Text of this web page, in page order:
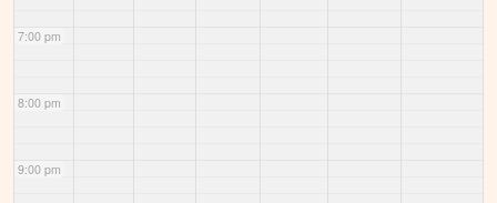
7:00 pm
8:00 pm
9:00 pm